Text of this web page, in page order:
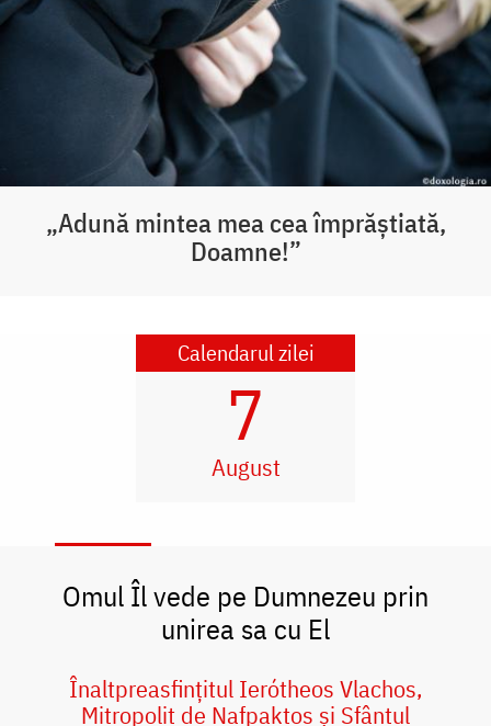
„Adună mintea mea cea împrăștiată,
Doamne!”
Calendarul zilei
7
August
Omul Îl vede pe Dumnezeu prin
unirea sa cu El
Înaltpreasfințitul Ierótheos Vlachos,
Mitropolit de Nafpaktos și Sfântul